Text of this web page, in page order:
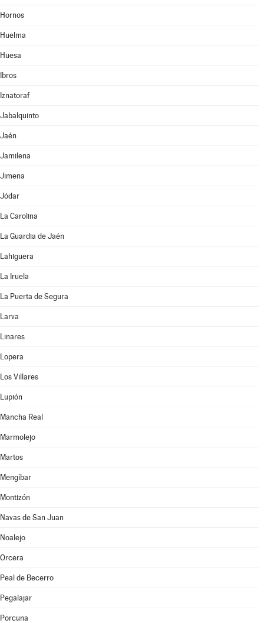
Hornos
Huelma
Huesa
Ibros
Iznatoraf
Jabalquinto
Jaén
Jamilena
Jimena
Jódar
La Carolina
La Guardia de Jaén
Lahiguera
La Iruela
La Puerta de Segura
Larva
Linares
Lopera
Los Villares
Lupión
Mancha Real
Marmolejo
Martos
Mengíbar
Montizón
Navas de San Juan
Noalejo
Orcera
Peal de Becerro
Pegalajar
Porcuna